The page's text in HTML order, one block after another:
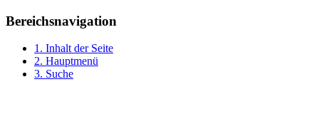
Bereichsnavigation
1. Inhalt der Seite
2. Hauptmenü
3. Suche